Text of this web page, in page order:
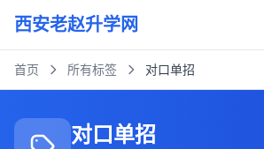
西安老赵升学网
首页 所有标签 对口单招
对口单招